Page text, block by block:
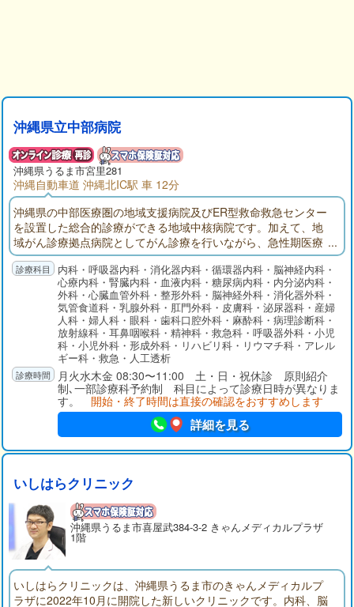
沖縄県立中部病院
沖縄県うるま市宮里281
沖縄自動車道 沖縄北IC駅 車 12分
沖縄県の中部医療圏の地域支援病院及びER型救命救急センター
を設置した総合的診療ができる地域中核病院です。加えて、地
域がん診療拠点病院としてがん診療を行いながら、急性期医療
を主体とした日常診療を行っております。
内科・呼吸器内科・消化器内科・循環器内科・脳神経内科・
心療内科・腎臓内科・血液内科・糖尿病内科・内分泌内科・
外科・心臓血管外科・整形外科・脳神経外科・消化器外科・
気管食道科・乳腺外科・肛門外科・皮膚科・泌尿器科・産婦
人科・婦人科・眼科・歯科口腔外科・麻酔科・病理診断科・
放射線科・耳鼻咽喉科・精神科・救急科・呼吸器外科・小児
科・小児外科・形成外科・リハビリ科・リウマチ科・アレル
ギー科・救急・人工透析
月火水木金 08:30〜11:00 土・日・祝休診 原則紹介
制､一部診療科予約制 科目によって診療日時が異なりま
す。 開始・終了時間は直接の確認をおすすめします
詳細を見る
いしはらクリニック
沖縄県うるま市喜屋武384-3-2 きゃんメディカルプラザ
1階
いしはらクリニックは、沖縄県うるま市のきゃんメディカルプ
ラザに2022年10月に開院した新しいクリニックです。内科、脳